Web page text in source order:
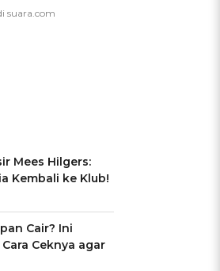
Mees Hilgers:
Kembali ke Klub!
Cair? Ini
Ceknya agar